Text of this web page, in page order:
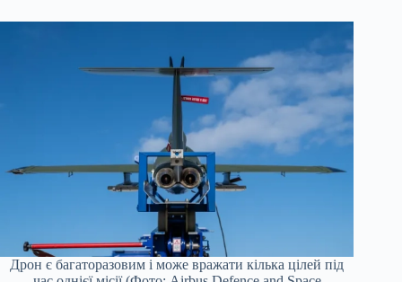
Дрон є багаторазовим і може вражати кілька цілей під